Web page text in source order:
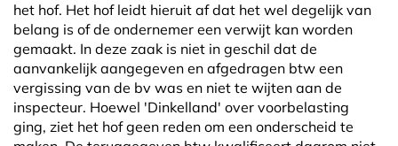
het hof. Het hof leidt hieruit af dat het wel degelijk van
belang is of de ondernemer een verwijt kan worden
gemaakt. In deze zaak is niet in geschil dat de
aanvankelijk aangegeven en afgedragen btw een
vergissing van de bv was en niet te wijten aan de
inspecteur. Hoewel 'Dinkelland' over voorbelasting
ging, ziet het hof geen reden om een onderscheid te